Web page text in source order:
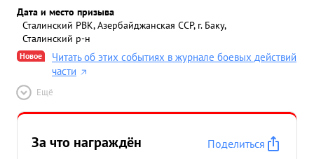
Дата и место призыва
Сталинский РВК, Азербайджанская ССР, г. Баку,
Сталинский р-н
Новое
Читать об этих событиях в журнале боевых действий
части
Ещё
За что награждён
Поделиться